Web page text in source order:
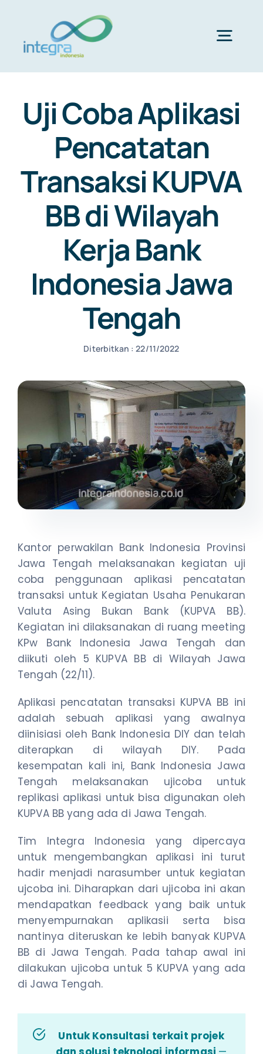
content
PRODUCTS & SERVICES
PORTFOLIO
CLIENTS
CONTACT US
Uji Coba Aplikasi
Pencatatan
Transaksi KUPVA
BB di Wilayah
Kerja Bank
Indonesia Jawa
Tengah
Diterbitkan : 22/11/2022
Kantor perwakilan Bank Indonesia Provinsi
Jawa Tengah melaksanakan kegiatan uji
coba penggunaan aplikasi pencatatan
transaksi untuk Kegiatan Usaha Penukaran
Valuta Asing Bukan Bank (KUPVA BB).
Kegiatan ini dilaksanakan di ruang meeting
KPw Bank Indonesia Jawa Tengah dan
diikuti oleh 5 KUPVA BB di Wilayah Jawa
Tengah (22/11).
Aplikasi pencatatan transaksi KUPVA BB ini
adalah sebuah aplikasi yang awalnya
diinisiasi oleh Bank Indonesia DIY dan telah
diterapkan di wilayah DIY. Pada
kesempatan kali ini, Bank Indonesia Jawa
Tengah melaksanakan ujicoba untuk
replikasi aplikasi untuk bisa digunakan oleh
KUPVA BB yang ada di Jawa Tengah.
Tim Integra Indonesia yang dipercaya
untuk mengembangkan aplikasi ini turut
hadir menjadi narasumber untuk kegiatan
ujcoba ini. Diharapkan dari ujicoba ini akan
mendapatkan feedback yang baik untuk
menyempurnakan aplikasii serta bisa
nantinya diteruskan ke lebih banyak KUPVA
BB di Jawa Tengah. Pada tahap awal ini
dilakukan ujicoba untuk 5 KUPVA yang ada
di Jawa Tengah.
Untuk Konsultasi terkait projek